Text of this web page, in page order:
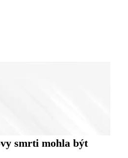
smrti mohla být